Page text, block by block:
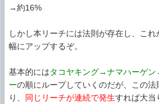
→約16%
しかし本リーチには法則が存在し、こ
幅にアップするぞ。
基本的にはタコヤキング→ナマハーゲ
ーの順にループしていくのだが、この法
り、 同じリーチが連続で発生すれば大当